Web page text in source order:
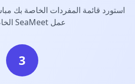
استورد قائمة المفردات الخاصة بك
عمل SeaMeet الخاصة بك
3